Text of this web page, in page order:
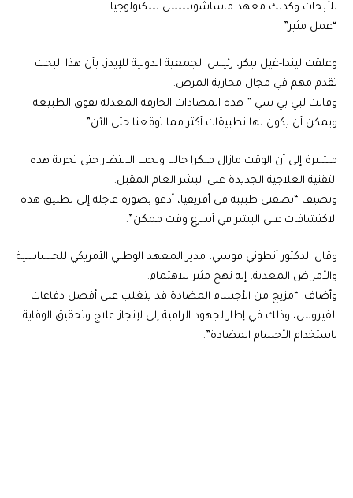
للأبحاث وكذلك معهد ماساشوستس للتكنولوجيا.
“عمل مثير”
وعلقت ليندا-غيل بيكر، رئيس الجمعية الدولية للإيدز، بأن هذا البحث
تقدم مهم في مجال محاربة المرض.
وقالت لبي بي سي ” هذه المضادات الخارقة المعدلة تفوق الطبيعة
ويمكن أن يكون لها تطبيقات أكثر مما توقعنا حتى الآن”.
مشيرة إلى أن الوقت مازال مبكرا حاليا ويجب الانتظار حتى تجربة هذه
التقنية العلاجية الجديدة على البشر العام المقبل.
وتضيف “بصفتي طبيبة في أفريقيا، أدعو بصورة عاجلة إلى تطبيق هذه
الاكتشافات على البشر في أسرع وقت ممكن”.
وقال الدكتور أنطوني فوسي، مدير المعهد الوطني الأمريكي للحساسية
والأمراض المعدية، إنه نهج مثير للاهتمام.
وأضاف: “مزيج من الأجسام المضادة قد يتغلب على أفضل دفاعات
الفيروس، وذلك في إطارالجهود الرامية إلى لإنجاز علاج وتحقيق الوقاية
باستخدام الأجسام المضادة”.